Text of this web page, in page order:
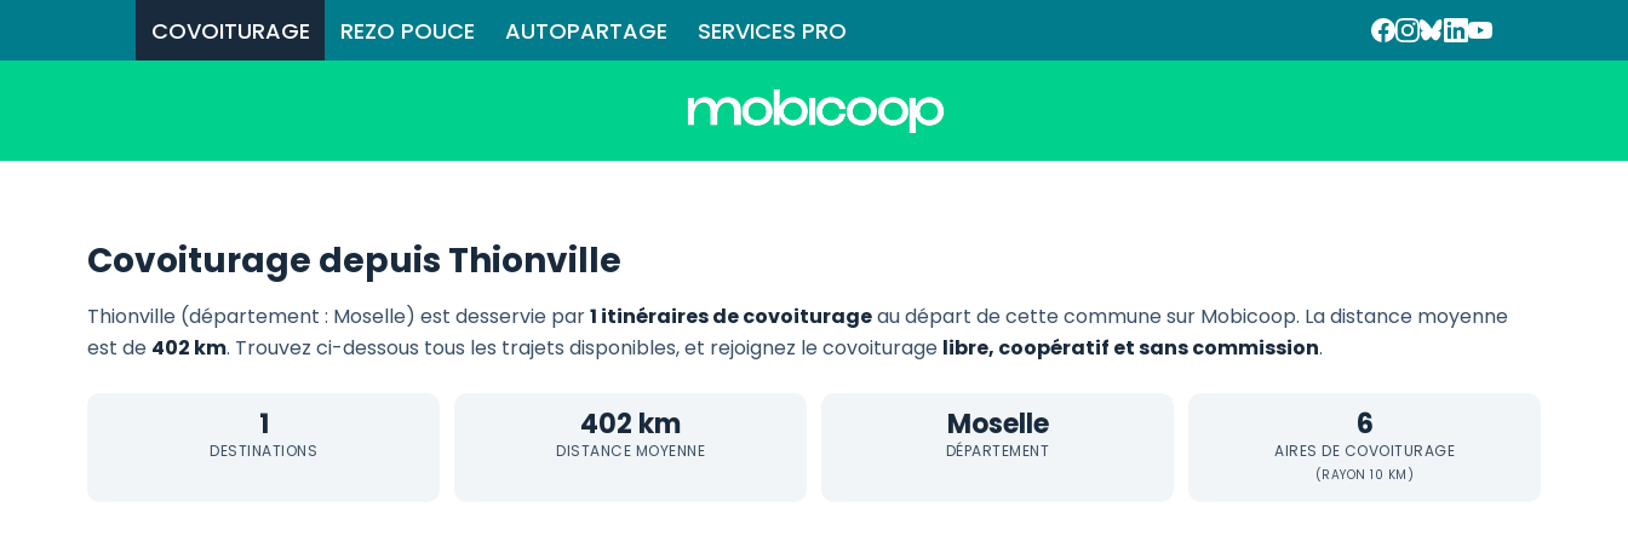
COVOITURAGE REZO POUCE AUTOPARTAGE SERVICES PRO
Covoiturage depuis Thionville
Thionville (département : Moselle) est desservie par1 itinéraires de covoiturageau départ de cette commune sur Mobicoop. La distance moyenne
est de 402 km. Trouvez ci-dessous tous les trajets disponibles, et rejoignez le covoiturage libre, coopératif et sans commission.
1
DESTINATIONS
402 km
DISTANCE MOYENNE
Moselle
DÉPARTEMENT
6
AIRES DE COVOITURAGE
(RAYON 10 KM)